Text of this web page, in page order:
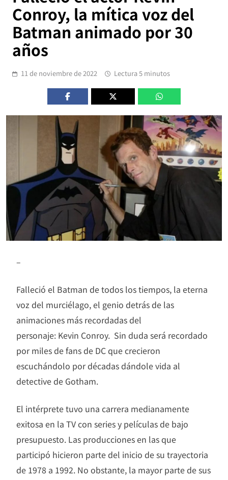
Conroy, la mítica voz del
Batman animado por 30
años
11 de noviembre de 2022 Lectura 5 minutos
–
Falleció el Batman de todos los tiempos, la eterna
voz del murciélago, el genio detrás de las
animaciones más recordadas del
personaje: Kevin Conroy. Sin duda será recordado
por miles de fans de DC que crecieron
escuchándolo por décadas dándole vida al
detective de Gotham.
El intérprete tuvo una carrera medianamente
exitosa en la TV con series y películas de bajo
presupuesto. Las producciones en las que
participó hicieron parte del inicio de su trayectoria
de 1978 a 1992. No obstante, la mayor parte de sus